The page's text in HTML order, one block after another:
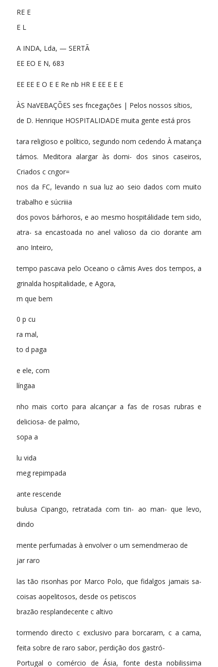
RE E
E L
A INDA, Lda, — SERTÃ
EE EO E N, 683
EE EE E O E E Re nb HR E EE E E E
ÀS NaVEBAÇÕES ses fncegações | Pelos nossos sítios,
de D. Henrique HOSPITALIDADE muita gente está pros
tara religioso e político, segundo nom cedendo À matança
támos. Meditora alargar às domi- dos sinos caseiros,
Criados c cngor=
nos da FC, levando n sua luz ao seio dados com muito
trabalho e súcriiia
dos povos bárhoros, e ao mesmo hospitálidade tem sido,
atra- sa encastoada no anel valioso da cio dorante am
ano Inteiro,
tempo pascava pelo Oceano o câmis Aves dos tempos, a
grinalda hospitalidade, e Agora,
m que bem
0 p cu
ra mal,
to d paga
e ele, com
língaa
nho mais corto para alcançar a fas de rosas rubras e
deliciosa- de palmo,
sopa a
lu vida
meg repimpada
ante rescende
bulusa Cipango, retratada com tin- ao man- que levo,
dindo
mente perfumadas à envolver o um semendmerao de
jar raro
las tão risonhas por Marco Polo, que fidalgos jamais sa-
coisas aopelitosos, desde os petiscos
brazão resplandecente c altivo
tormendo directo c exclusivo para borcaram, c a cama,
feita sobre de raro sabor, perdição dos gastró-
Portugal o comércio de Ásia, fonte desta nobilissima